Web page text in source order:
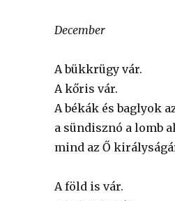
December
A bükkrügy vár.
A kőris vár.
A békák és baglyok
a sündisznó a lomb
mind az Ő
A föld is vár.